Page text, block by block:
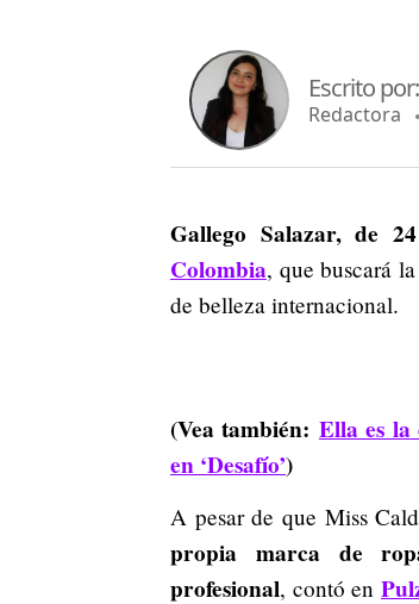
Escrito por:
Redactora
Gallego Salazar, de
Colombia, que buscará
de belleza internacional.
(Vea también: Ella es la
en ‘Desafío’)
A pesar de que Miss
propia marca de
profesional, contó en